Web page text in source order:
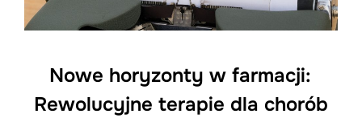
Nowe horyzonty w farmacji:
Rewolucyjne terapie dla chorób